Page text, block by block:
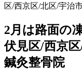
区/西京区/北区/宇治
2月は路面の
伏見区/西京
鍼灸整骨院